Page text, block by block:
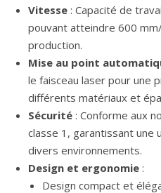
Vitesse : Capacité de
pouvant atteindre 600
production.
Mise au point
le faisceau laser pour une
différents matériaux et
Sécurité : Conforme aux
classe 1, garantissant une
divers environnements.
Design et ergonomie :
Design compact et